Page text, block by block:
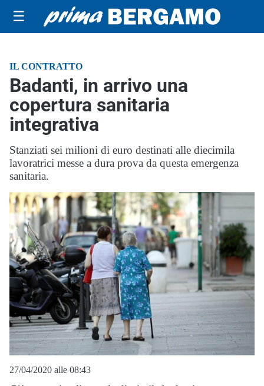
☰
IL CONTRATTO
Badanti, in arrivo una
copertura sanitaria
integrativa
Stanziati sei milioni di euro destinati alle diecimila
lavoratrici messe a dura prova da questa emergenza
sanitaria.
27/04/2020 alle 08:43